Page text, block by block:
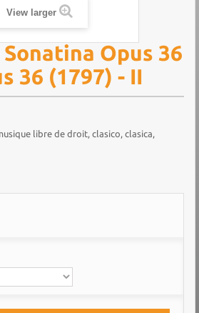
View larger
Opus 36
36 (1797) - II
libre de droit, clasico, clasica,